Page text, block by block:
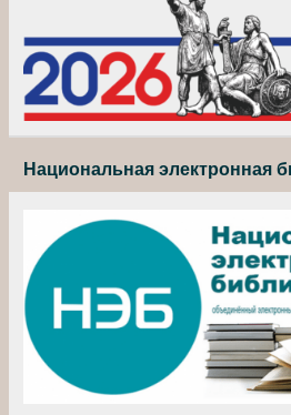
Национальная электронная